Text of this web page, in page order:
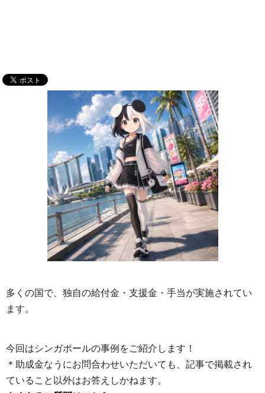
多くの国で、独自の給付金・支援金・手当が実施されてい
ます。
今回はシンガポールの事例をご紹介します！
＊助成金なうにお問合わせいただいても、記事で掲載され
ていること以外はお答えしかねます。